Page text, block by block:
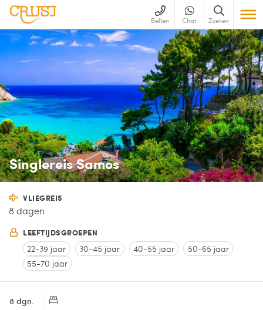
Bellen Chat Zoeken
Singlereis Samos
VLIEGREIS
8 dagen
LEEFTIJDSGROEPEN
22-39 jaar 30-45 jaar 40-55 jaar
50-65 jaar
55-70 jaar
8 dgn.